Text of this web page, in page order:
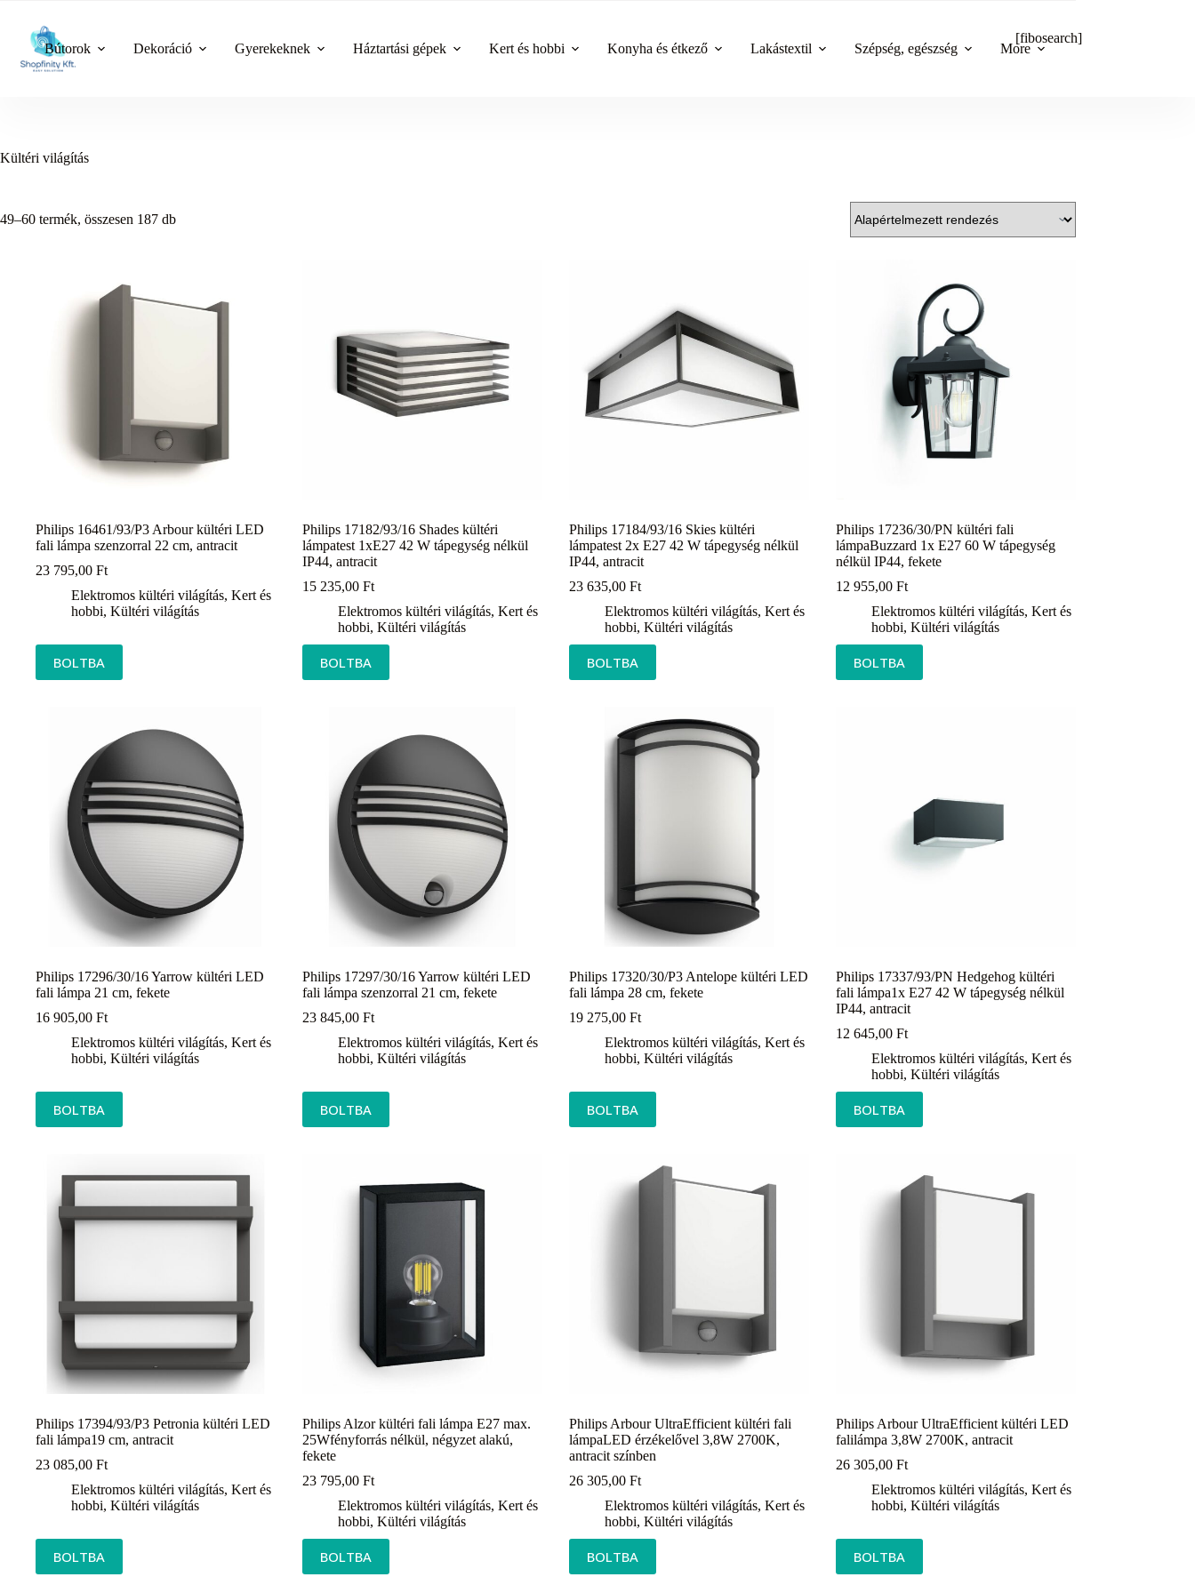
content
Bútorok Dekoráció Gyerekeknek Háztartási gépek Kert és hobbi Konyha és étkező Lakástextil Szépség, egészség More
[fibosearch]
Kültéri világítás
49–60 termék, összesen 187 db
Philips 16461/93/P3 Arbour kültéri LED
fali lámpa szenzorral 22 cm, antracit
23 795,00 Ft
Elektromos kültéri világítás, Kert és
hobbi, Kültéri világítás
BOLTBA
Philips 17182/93/16 Shades kültéri
lámpatest 1xE27 42 W tápegység nélkül
IP44, antracit
15 235,00 Ft
Elektromos kültéri világítás, Kert és
hobbi, Kültéri világítás
BOLTBA
Philips 17184/93/16 Skies kültéri
lámpatest 2x E27 42 W tápegység nélkül
IP44, antracit
23 635,00 Ft
Elektromos kültéri világítás, Kert és
hobbi, Kültéri világítás
BOLTBA
Philips 17236/30/PN kültéri fali
lámpaBuzzard 1x E27 60 W tápegység
nélkül IP44, fekete
12 955,00 Ft
Elektromos kültéri világítás, Kert és
hobbi, Kültéri világítás
BOLTBA
Philips 17296/30/16 Yarrow kültéri LED
fali lámpa 21 cm, fekete
16 905,00 Ft
Elektromos kültéri világítás, Kert és
hobbi, Kültéri világítás
BOLTBA
Philips 17297/30/16 Yarrow kültéri LED
fali lámpa szenzorral 21 cm, fekete
23 845,00 Ft
Elektromos kültéri világítás, Kert és
hobbi, Kültéri világítás
BOLTBA
Philips 17320/30/P3 Antelope kültéri LED
fali lámpa 28 cm, fekete
19 275,00 Ft
Elektromos kültéri világítás, Kert és
hobbi, Kültéri világítás
BOLTBA
Philips 17337/93/PN Hedgehog kültéri
fali lámpa1x E27 42 W tápegység nélkül
IP44, antracit
12 645,00 Ft
Elektromos kültéri világítás, Kert és
hobbi, Kültéri világítás
BOLTBA
Philips 17394/93/P3 Petronia kültéri LED
fali lámpa19 cm, antracit
23 085,00 Ft
Elektromos kültéri világítás, Kert és
hobbi, Kültéri világítás
BOLTBA
Philips Alzor kültéri fali lámpa E27 max.
25Wfényforrás nélkül, négyzet alakú,
fekete
23 795,00 Ft
Elektromos kültéri világítás, Kert és
hobbi, Kültéri világítás
BOLTBA
Philips Arbour UltraEfficient kültéri fali
lámpaLED érzékelővel 3,8W 2700K,
antracit színben
26 305,00 Ft
Elektromos kültéri világítás, Kert és
hobbi, Kültéri világítás
BOLTBA
Philips Arbour UltraEfficient kültéri LED
falilámpa 3,8W 2700K, antracit
26 305,00 Ft
Elektromos kültéri világítás, Kert és
hobbi, Kültéri világítás
BOLTBA